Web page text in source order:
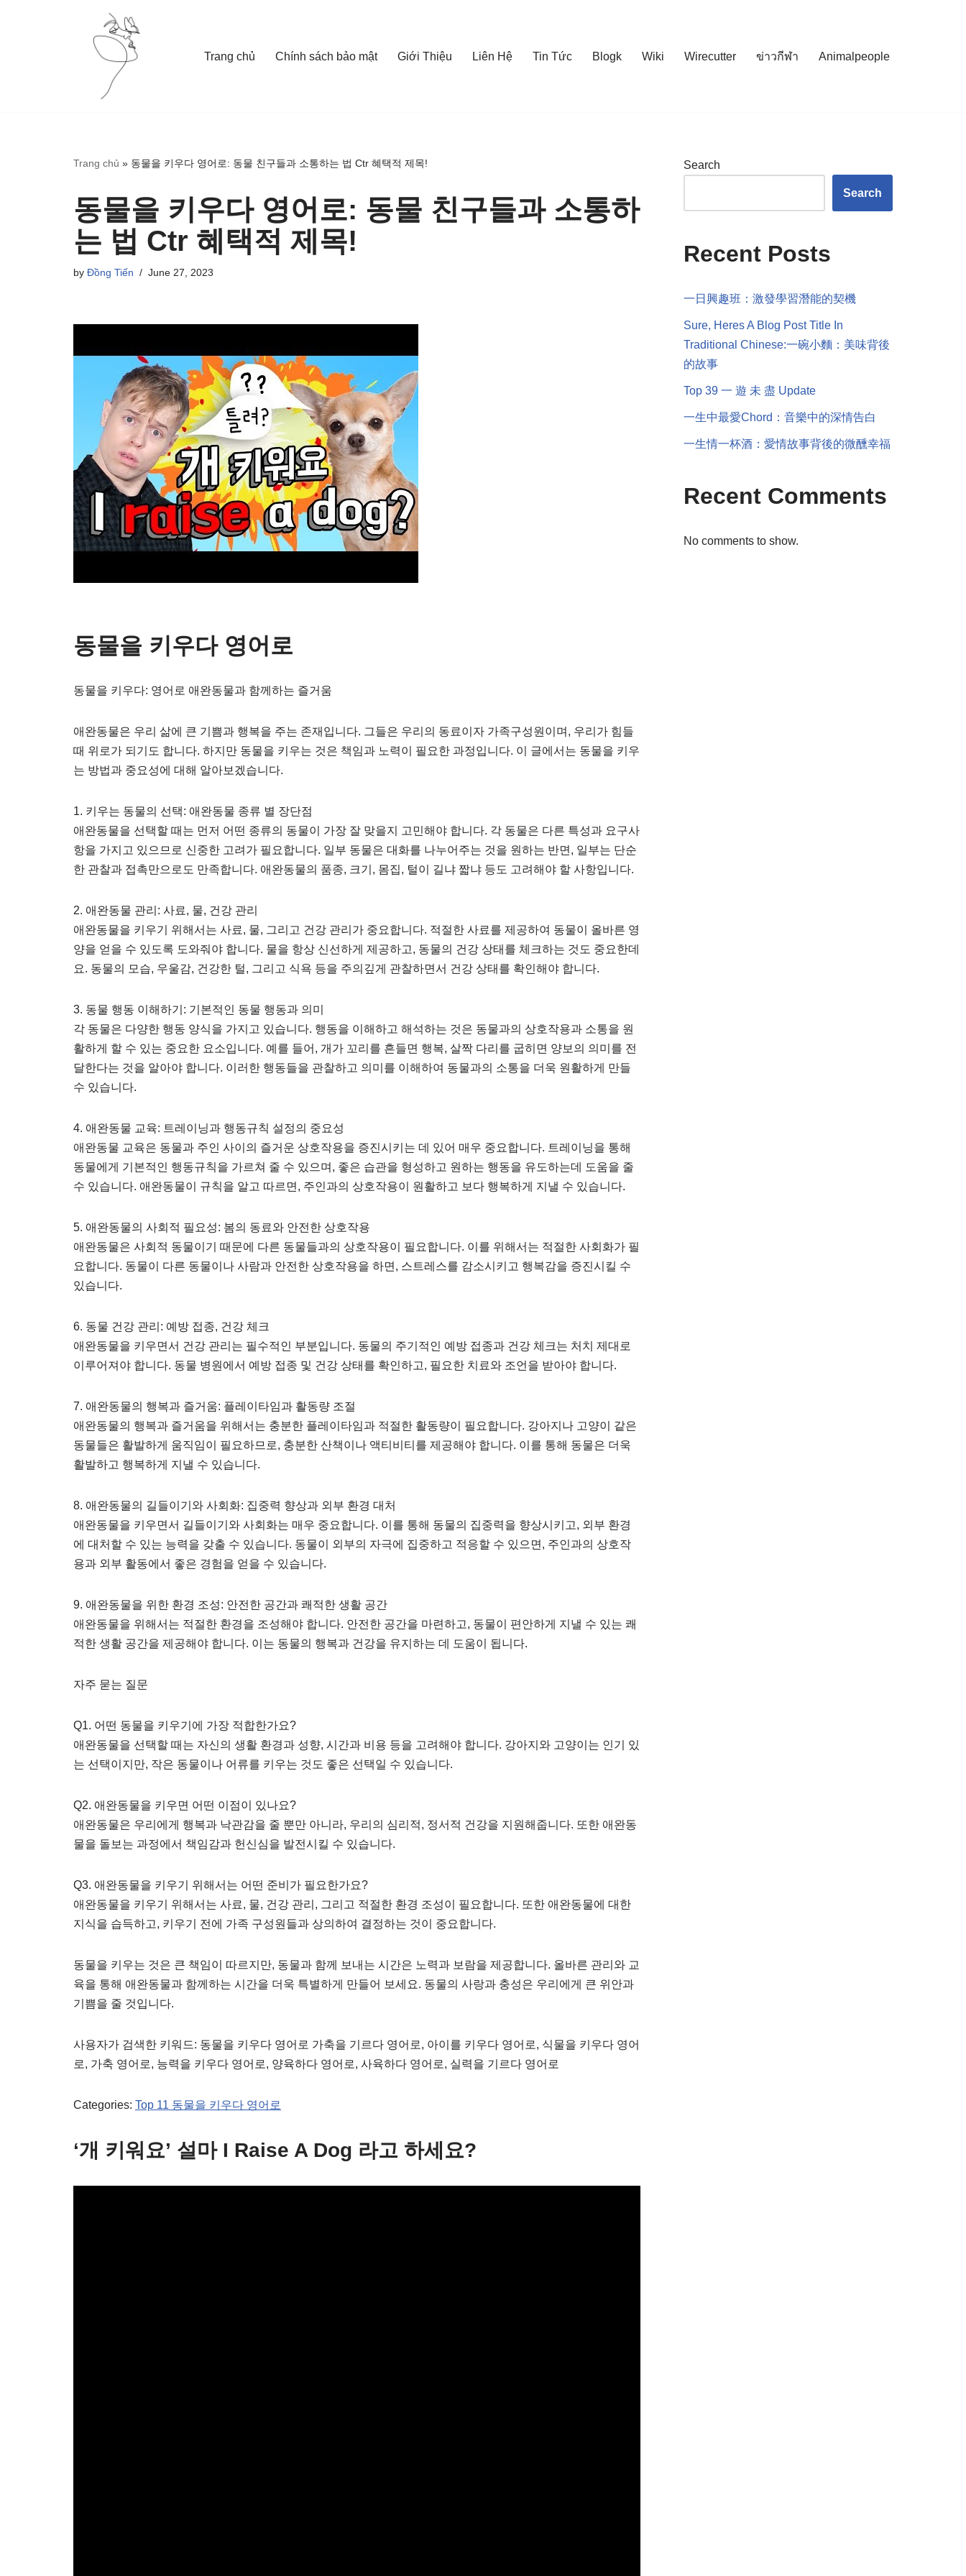
Trang chủ Chính sách bảo mật Giới Thiệu Liên Hệ Tin Tức Blogk Wiki Wirecutter ข่าวกีฬา Animalpeople
Trang chủ » 동물을 키우다 영어로: 동물 친구들과 소통하는 법 Ctr 혜택적 제목!
동물을 키우다 영어로: 동물 친구들과 소통하
는 법 Ctr 혜택적 제목!
by Đồng Tiến June 27, 2023
동물을 키우다 영어로
동물을 키우다: 영어로 애완동물과 함께하는 즐거움
애완동물은 우리 삶에 큰 기쁨과 행복을 주는 존재입니다. 그들은 우리의 동료이자 가족구성원이며, 우리가 힘들
때 위로가 되기도 합니다. 하지만 동물을 키우는 것은 책임과 노력이 필요한 과정입니다. 이 글에서는 동물을 키우
는 방법과 중요성에 대해 알아보겠습니다.
1. 키우는 동물의 선택: 애완동물 종류 별 장단점
애완동물을 선택할 때는 먼저 어떤 종류의 동물이 가장 잘 맞을지 고민해야 합니다. 각 동물은 다른 특성과 요구사
항을 가지고 있으므로 신중한 고려가 필요합니다. 일부 동물은 대화를 나누어주는 것을 원하는 반면, 일부는 단순
한 관찰과 접촉만으로도 만족합니다. 애완동물의 품종, 크기, 몸집, 털이 길냐 짧냐 등도 고려해야 할 사항입니다.
2. 애완동물 관리: 사료, 물, 건강 관리
애완동물을 키우기 위해서는 사료, 물, 그리고 건강 관리가 중요합니다. 적절한 사료를 제공하여 동물이 올바른 영
양을 얻을 수 있도록 도와줘야 합니다. 물을 항상 신선하게 제공하고, 동물의 건강 상태를 체크하는 것도 중요한데
요. 동물의 모습, 우울감, 건강한 털, 그리고 식욕 등을 주의깊게 관찰하면서 건강 상태를 확인해야 합니다.
3. 동물 행동 이해하기: 기본적인 동물 행동과 의미
각 동물은 다양한 행동 양식을 가지고 있습니다. 행동을 이해하고 해석하는 것은 동물과의 상호작용과 소통을 원
활하게 할 수 있는 중요한 요소입니다. 예를 들어, 개가 꼬리를 흔들면 행복, 살짝 다리를 굽히면 양보의 의미를 전
달한다는 것을 알아야 합니다. 이러한 행동들을 관찰하고 의미를 이해하여 동물과의 소통을 더욱 원활하게 만들
수 있습니다.
4. 애완동물 교육: 트레이닝과 행동규칙 설정의 중요성
애완동물 교육은 동물과 주인 사이의 즐거운 상호작용을 증진시키는 데 있어 매우 중요합니다. 트레이닝을 통해
동물에게 기본적인 행동규칙을 가르쳐 줄 수 있으며, 좋은 습관을 형성하고 원하는 행동을 유도하는데 도움을 줄
수 있습니다. 애완동물이 규칙을 알고 따르면, 주인과의 상호작용이 원활하고 보다 행복하게 지낼 수 있습니다.
5. 애완동물의 사회적 필요성: 봄의 동료와 안전한 상호작용
애완동물은 사회적 동물이기 때문에 다른 동물들과의 상호작용이 필요합니다. 이를 위해서는 적절한 사회화가 필
요합니다. 동물이 다른 동물이나 사람과 안전한 상호작용을 하면, 스트레스를 감소시키고 행복감을 증진시킬 수
있습니다.
6. 동물 건강 관리: 예방 접종, 건강 체크
애완동물을 키우면서 건강 관리는 필수적인 부분입니다. 동물의 주기적인 예방 접종과 건강 체크는 처치 제대로
이루어져야 합니다. 동물 병원에서 예방 접종 및 건강 상태를 확인하고, 필요한 치료와 조언을 받아야 합니다.
7. 애완동물의 행복과 즐거움: 플레이타임과 활동량 조절
애완동물의 행복과 즐거움을 위해서는 충분한 플레이타임과 적절한 활동량이 필요합니다. 강아지나 고양이 같은
동물들은 활발하게 움직임이 필요하므로, 충분한 산책이나 액티비티를 제공해야 합니다. 이를 통해 동물은 더욱
활발하고 행복하게 지낼 수 있습니다.
8. 애완동물의 길들이기와 사회화: 집중력 향상과 외부 환경 대처
애완동물을 키우면서 길들이기와 사회화는 매우 중요합니다. 이를 통해 동물의 집중력을 향상시키고, 외부 환경
에 대처할 수 있는 능력을 갖출 수 있습니다. 동물이 외부의 자극에 집중하고 적응할 수 있으면, 주인과의 상호작
용과 외부 활동에서 좋은 경험을 얻을 수 있습니다.
9. 애완동물을 위한 환경 조성: 안전한 공간과 쾌적한 생활 공간
애완동물을 위해서는 적절한 환경을 조성해야 합니다. 안전한 공간을 마련하고, 동물이 편안하게 지낼 수 있는 쾌
적한 생활 공간을 제공해야 합니다. 이는 동물의 행복과 건강을 유지하는 데 도움이 됩니다.
자주 묻는 질문
Q1. 어떤 동물을 키우기에 가장 적합한가요?
애완동물을 선택할 때는 자신의 생활 환경과 성향, 시간과 비용 등을 고려해야 합니다. 강아지와 고양이는 인기 있
는 선택이지만, 작은 동물이나 어류를 키우는 것도 좋은 선택일 수 있습니다.
Q2. 애완동물을 키우면 어떤 이점이 있나요?
애완동물은 우리에게 행복과 낙관감을 줄 뿐만 아니라, 우리의 심리적, 정서적 건강을 지원해줍니다. 또한 애완동
물을 돌보는 과정에서 책임감과 헌신심을 발전시킬 수 있습니다.
Q3. 애완동물을 키우기 위해서는 어떤 준비가 필요한가요?
애완동물을 키우기 위해서는 사료, 물, 건강 관리, 그리고 적절한 환경 조성이 필요합니다. 또한 애완동물에 대한
지식을 습득하고, 키우기 전에 가족 구성원들과 상의하여 결정하는 것이 중요합니다.
동물을 키우는 것은 큰 책임이 따르지만, 동물과 함께 보내는 시간은 노력과 보람을 제공합니다. 올바른 관리와 교
육을 통해 애완동물과 함께하는 시간을 더욱 특별하게 만들어 보세요. 동물의 사랑과 충성은 우리에게 큰 위안과
기쁨을 줄 것입니다.
사용자가 검색한 키워드: 동물을 키우다 영어로 가축을 기르다 영어로, 아이를 키우다 영어로, 식물을 키우다 영어
로, 가축 영어로, 능력을 키우다 영어로, 양육하다 영어로, 사육하다 영어로, 실력을 기르다 영어로
Categories: Top 11 동물을 키우다 영어로
‘개 키워요’ 설마 I Raise A Dog 라고 하세요?
Search
Search
Recent Posts
一日興趣班：激發學習潛能的契機
Sure, Heres A Blog Post Title In
Traditional Chinese:一碗小麵：美味背後
的故事
Top 39 一 遊 未 盡 Update
一生中最愛Chord：音樂中的深情告白
一生情一杯酒：愛情故事背後的微醺幸福
Recent Comments
No comments to show.